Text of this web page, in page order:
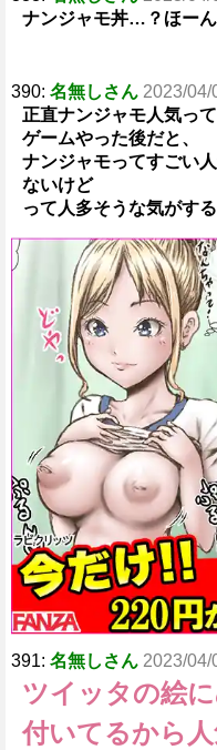
ナンジャモ丼…？ほー
390: 名無しさん 2023/04/
正直ナンジャモ人気っ
ゲームやった後だと、
ナンジャモってすごい
ないけど
って人多そうな気がす
391: 名無しさん 2023/04/
ツイッタの絵
付いてるから